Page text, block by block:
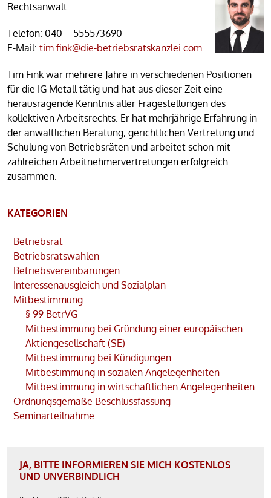
Rechtsanwalt
Telefon: 040 – 555573690
E-Mail: tim.fink@die-betriebsratskanzlei.com
Tim Fink war mehrere Jahre in verschiedenen Positionen
für die IG Metall tätig und hat aus dieser Zeit eine
herausragende Kenntnis aller Fragestellungen des
kollektiven Arbeitsrechts. Er hat mehrjährige Erfahrung in
der anwaltlichen Beratung, gerichtlichen Vertretung und
Schulung von Betriebsräten und arbeitet schon mit
zahlreichen Arbeitnehmervertretungen erfolgreich
zusammen.
KATEGORIEN
Betriebsrat
Betriebsratswahlen
Betriebsvereinbarungen
Interessenausgleich und Sozialplan
Mitbestimmung
§ 99 BetrVG
Mitbestimmung bei Gründung einer europäischen
Aktiengesellschaft (SE)
Mitbestimmung bei Kündigungen
Mitbestimmung in sozialen Angelegenheiten
Mitbestimmung in wirtschaftlichen Angelegenheiten
Ordnungsgemäße Beschlussfassung
Seminarteilnahme
JA, BITTE INFORMIEREN SIE MICH KOSTENLOS
UND UNVERBINDLICH